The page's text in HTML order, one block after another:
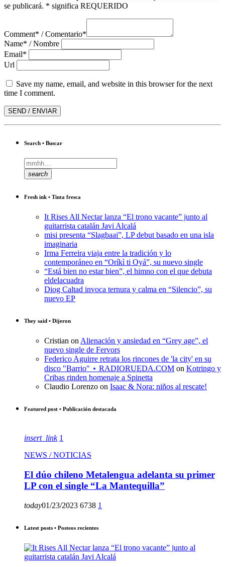
se publicará. * significa REQUERIDO
Comment* / Comentario*
Name* / Nombre
Email*
Url
Save my name, email, and website in this browser for the next
time I comment.
Search • Buscar
search
Fresh ink • Tinta fresca
It Rises All Nectar lanza “El trono vacante” junto al
guitarrista catalán Javi Alcalá
misi presenta “Slagbaai”, LP debut basado en una isla
imaginaria
Irma Ferreira viaja entre la tradición y lo
contemporáneo en “Oríkì ti Oyá”, su nuevo single
“Está bien no estar bien”, el himno con el que debuta
eldelacuadra
Diog Caltad invoca ternura y calma en “Silencio”, su
nuevo EP
They said • Dijeron
Cristian on Alienación y ansiedad en “Grey age”, el
nuevo single de Fervors
Federico Aguirre retrata los rincones de 'la city' en su
disco "Barrio" ⋆ RADIORUEDA.COM on Kotringo y
Cribas rinden homenaje a Spinetta
Claudio Lorenzo on Isaac & Nora: niños al rescate!
Featured post • Publicación destacada
insert_link 1
NEWS / NOTICIAS
El dúo chileno Metalengua adelanta su primer
LP con el single “La Mantequilla”
today01/23/2023 6738 1
Latest posts • Posteos recientes